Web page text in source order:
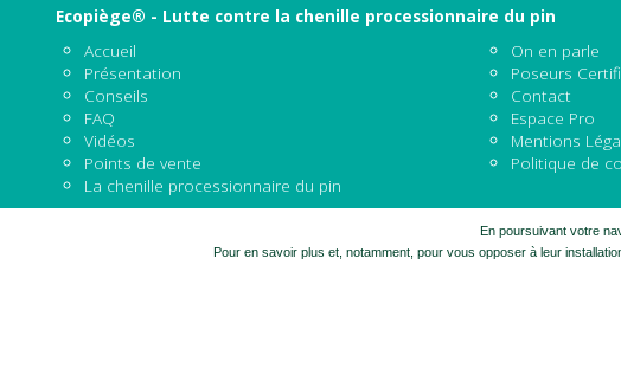
En poursuivant votre
Pour en savoir plus et, notamment, pour vous opposer à leur
Ecopiège® - Lutte contre la chenille processionnaire du pin
Accueil
Présentation
Conseils
FAQ
Vidéos
Points de vente
La chenille processionnaire du pin
On en parle
Poseurs
Contact
Espace Pro
Mentions
Politique de